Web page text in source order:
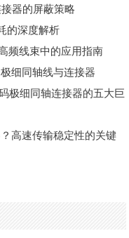
器的屏蔽策略
的深度解析
频线束中的应用指南
细同轴线与连接器
极细同轴连接器的五大巨
高速传输稳定性的关键